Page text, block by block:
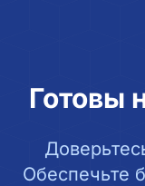
Готовы
Обеспечьте